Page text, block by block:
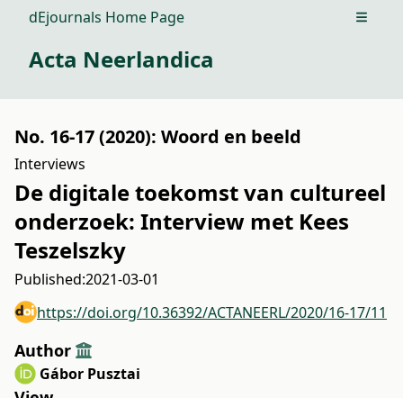
dEjournals Home Page Open
Acta Neerlandica
No. 16-17 (2020): Woord en beeld
Interviews
De digitale toekomst van cultureel
onderzoek: Interview met Kees
Teszelszky
Published:2021-03-01
https://doi.org/10.36392/ACTANEERL/2020/16-17/11
Author
Gábor Pusztai